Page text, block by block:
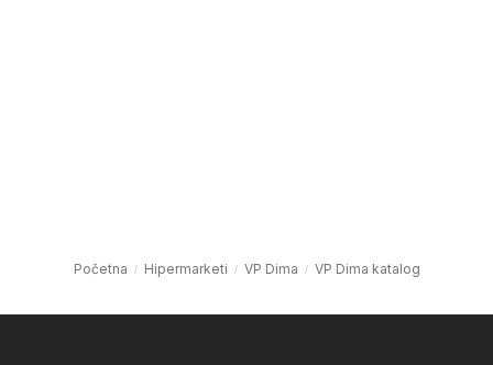
Početna Hipermarketi VP Dima VP Dima katalog